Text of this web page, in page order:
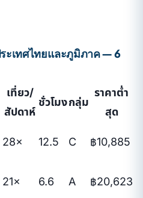
ะเทศไทยและภูมิภาค — 6
เที่ยว/
สัปดาห์
ชั่วโมงกลุ่ม
ราคาต่ำ
สุด
28× 12.5 C ฿10,885
21× 6.6 A ฿20,623